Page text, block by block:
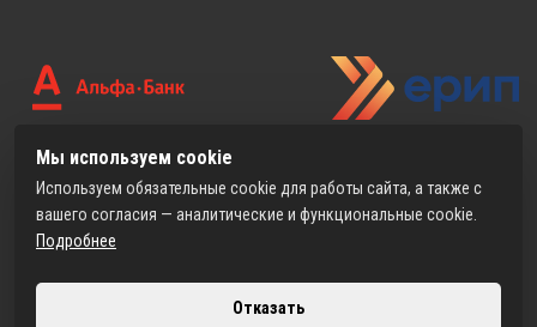
Мы используем cookie
Используем обязательные cookie для работы сайта, а также с
вашего согласия — аналитические и функциональные cookie.
Подробнее
Отказать